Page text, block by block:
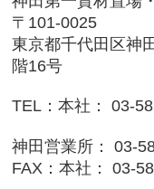
〒101-0025
東京都千代田区神
階16号
TEL：本社： 03-
神田営業所： 03-
FAX：本社： 03-